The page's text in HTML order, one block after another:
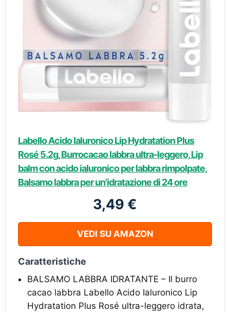
Labello Acido Ialuronico Lip Hydratation Plus
Rosé 5.2g, Burrocacao labbra ultra-leggero, Lip
balm con acido ialuronico per labbra rimpolpate,
Balsamo labbra per un'idratazione di 24 ore
3,49 €
VEDI SU AMAZON
Caratteristiche
BALSAMO LABBRA IDRATANTE – Il burro
cacao labbra Labello Acido Ialuronico Lip
Hydratation Plus Rosé ultra-leggero idrata,